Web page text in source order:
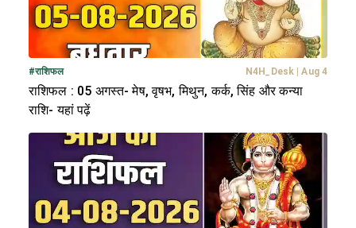
#राशिफल N4H_Desk Aug 4
राशिफल : 05 अगस्त- मेष, वृषभ, मिथुन, कर्क, सिंह और कन्या
राशि- यहां पढ़ें